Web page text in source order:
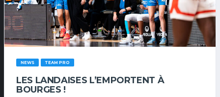
NEWS TEAM PRO
LES LANDAISES L’EMPORTENT À
BOURGES !